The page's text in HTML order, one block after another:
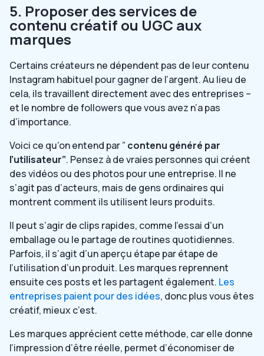
5. Proposer des services de
contenu créatif ou UGC aux
marques
Certains créateurs ne dépendent pas de leur contenu
Instagram habituel pour gagner de l’argent. Au lieu de
cela, ils travaillent directement avec des entreprises –
et le nombre de followers que vous avez n’a pas
d’importance.
Voici ce qu’on entend par ” contenu généré par
l’utilisateur”. Pensez à de vraies personnes qui créent
des vidéos ou des photos pour une entreprise. Il ne
s’agit pas d’acteurs, mais de gens ordinaires qui
montrent comment ils utilisent leurs produits.
Il peut s’agir de clips rapides, comme l’essai d’un
emballage ou le partage de routines quotidiennes.
Parfois, il s’agit d’un aperçu étape par étape de
l’utilisation d’un produit. Les marques reprennent
ensuite ces posts et les partagent également. Les
entreprises paient pour des idées, donc plus vous êtes
créatif, mieux c’est.
Les marques apprécient cette méthode, car elle donne
l’impression d’être réelle, permet d’économiser de